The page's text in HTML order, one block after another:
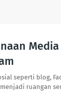
seperti blog,
ruangan